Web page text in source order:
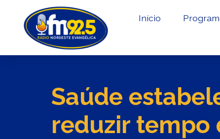
Início
Saúde
reduzir tempo